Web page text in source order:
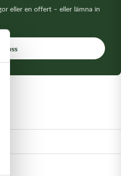
eller en offert – eller lämna in
oss